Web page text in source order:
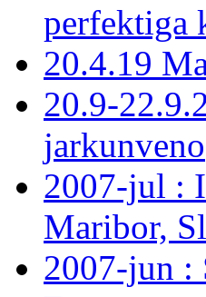
perfektiga
20.4.19
20.9-
jarkunveno
2007-jul :
Maribor,
2007-jun :